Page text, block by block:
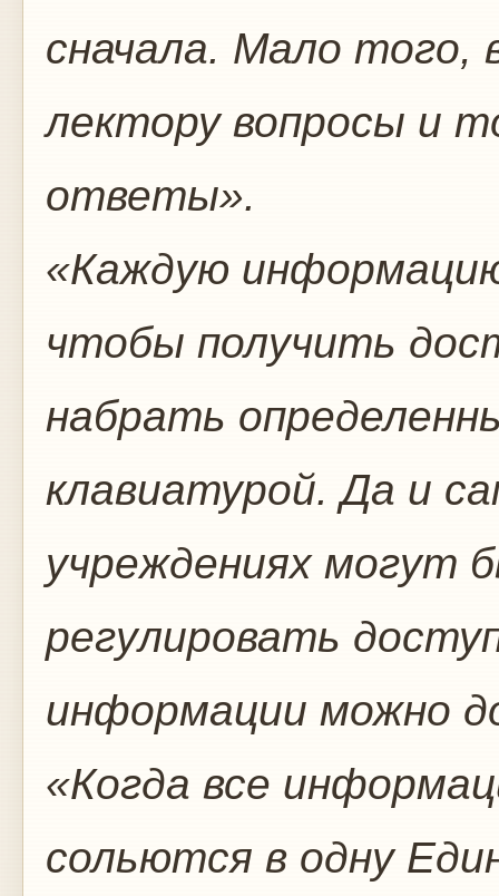
сначала. Мало
лектору вопросы и
ответы».
«Каждую
чтобы получить
набрать
клавиатурой. Да и
учреждениях могут
регулировать
информации можно
«Когда все
сольются в одну